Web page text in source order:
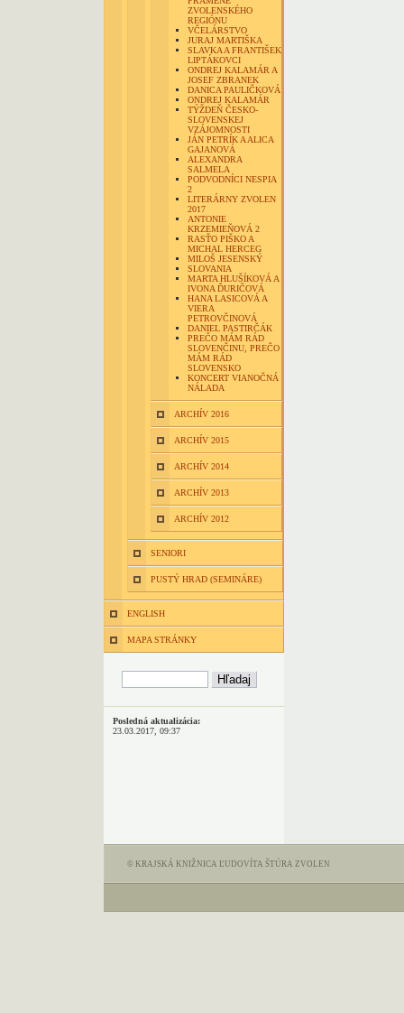
ZVOLENSKÉHO
REGIÓNU
VČELÁRSTVO
JURAJ MARTIŠKA
SLAVKA A FRANTIŠEK
LIPTÁKOVCI
ONDREJ KALAMÁR A
JOSEF ZBRANEK
DANICA PAULIČKOVÁ
ONDREJ KALAMÁR
TÝŽDEŇ ČESKO-
SLOVENSKEJ
VZÁJOMNOSTI
JÁN PETRÍK A ALICA
GAJANOVÁ
ALEXANDRA
SALMELA
PODVODNÍCI NESPIA
2
LITERÁRNY ZVOLEN
2017
ANTONIE
KRZEMIEŇOVÁ 2
RASŤO PIŠKO A
MICHAL HERCEG
MILOŠ JESENSKÝ
SLOVANIA
MARTA HLUŠÍKOVÁ A
IVONA ĎURIČOVÁ
HANA LASICOVÁ A
VIERA
PETROVČINOVÁ
DANIEL PASTIRČÁK
PREČO MÁM RÁD
SLOVENČINU, PREČO
MÁM RÁD
SLOVENSKO
KONCERT VIANOČNÁ
NÁLADA
ARCHÍV 2016
ARCHÍV 2015
ARCHÍV 2014
ARCHÍV 2013
ARCHÍV 2012
SENIORI
PUSTÝ HRAD (SEMINÁRE)
ENGLISH
MAPA STRÁNKY
Posledná aktualizácia:
23.03.2017, 09:37
© KRAJSKÁ KNIŽNICA ĽUDOVÍTA ŠTÚRA ZVOLEN